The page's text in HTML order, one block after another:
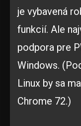
je vybavená
funkcií. Ale
podpora pre
Windows.
Linux by sa
Chrome 72.)